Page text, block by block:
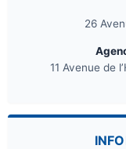
26
11 Avenue de